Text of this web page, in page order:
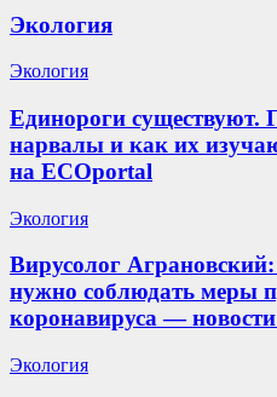
Экология
Экология
Единороги существуют.
нарвалы и как их
на ECOportal
Экология
Вирусолог
нужно соблюдать меры
коронавируса —
Экология